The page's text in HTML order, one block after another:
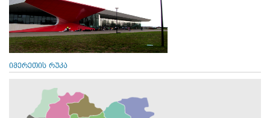
იმერეთის რუკა